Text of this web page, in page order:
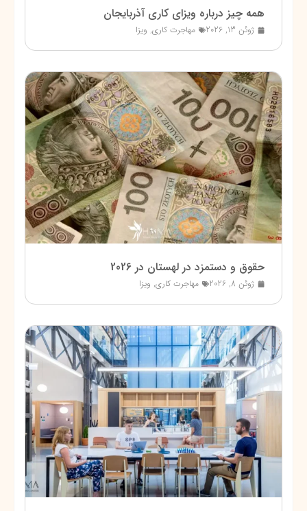
همه چیز درباره ویزای کاری آذربایجان
ژوئن 13, 2026 مهاجرت کاری, ویزا
حقوق و دستمزد در لهستان در 2026
ژوئن 8, 2026 مهاجرت کاری, ویزا